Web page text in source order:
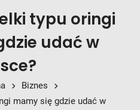
typu oringi
udać w
Biznes
mamy się gdzie udać w